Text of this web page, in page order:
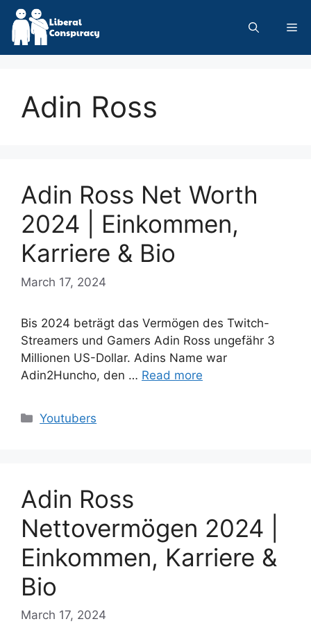
Skip
content
Adin Ross
Adin Ross Net Worth
2024 | Einkommen,
Karriere & Bio
March 17, 2024
Bis 2024 beträgt das Vermögen des Twitch-
Streamers und Gamers Adin Ross ungefähr 3
Millionen US-Dollar. Adins Name war
Adin2Huncho, den … Read more
Categories
Youtubers
Adin Ross
Nettovermögen 2024 |
Einkommen, Karriere &
Bio
March 17, 2024